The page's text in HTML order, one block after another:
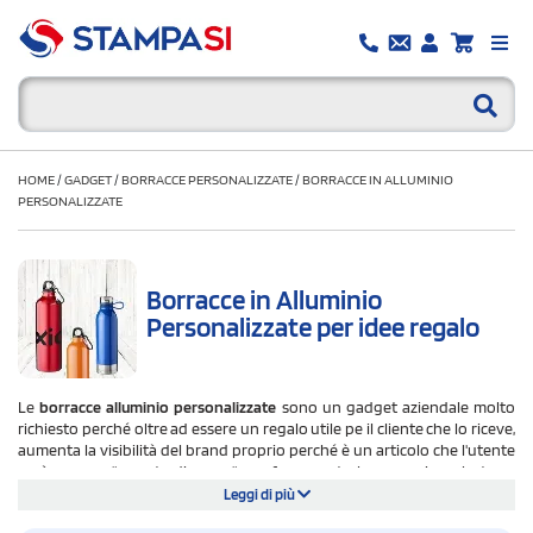
HOME/GADGET/BORRACCE PERSONALIZZATE/BORRACCE IN ALLUMINIO
PERSONALIZZATE
Borracce in Alluminio
Personalizzate per idee regalo
Leborracce alluminio personalizzate sono un gadget aziendale molto
richiesto perché oltre ad essere un regalo utile pe il cliente che lo riceve,
aumenta la visibilità del brand proprio perché è un articolo che l'utente
avrà sempre "a porta di mano" per fare sport al parco o in palestra o
semplicemente durante una passeggiata. Inoltre le bottiglie alluminio
Leggi di più